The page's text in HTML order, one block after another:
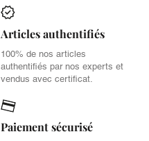
Articles authentifiés
100% de nos articles
authentifiés par nos experts et
vendus avec certificat.
Paiement sécurisé